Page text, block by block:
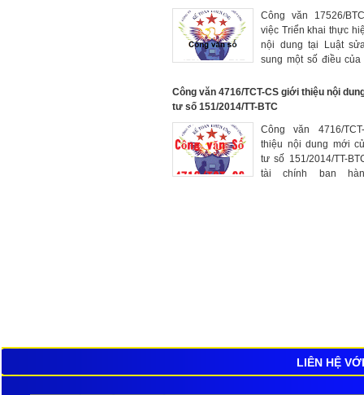
Công văn 17526/
việc Triển khai thực
nội dung tại Luật
sung một số điều của
1/12/2014
Công văn 4716/TCT-CS giới thiệu nội
tư số 151/2014/TT-BTC
Công văn 4716/
thiệu nội dung mới
tư số 151/2014/TT-
tài chính ban
LIÊN HỆ